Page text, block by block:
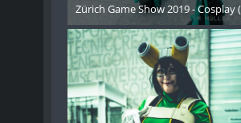
Zürich Game Show 2019 - Cosplay
21. Oktober 2019